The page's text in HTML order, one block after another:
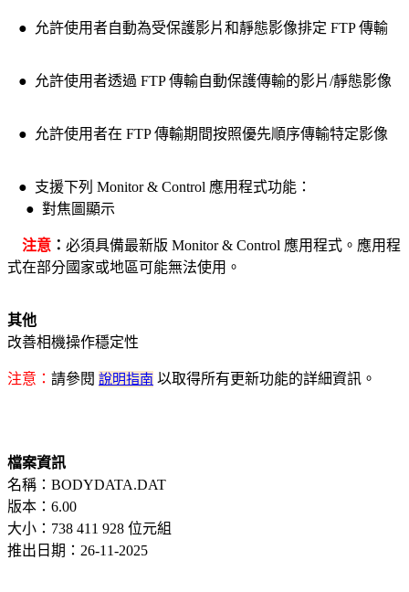
● 允許使用者自動為受保護影片和靜態影像排定 FTP 傳輸
● 允許使用者透過 FTP 傳輸自動保護傳輸的影片/靜態影像
● 允許使用者在 FTP 傳輸期間按照優先順序傳輸特定影像
● 支援下列 Monitor & Control 應用程式功能：
● 對焦圖顯示
注意 ： 必須具備最新版 Monitor & Control 應用程式。應用程
式在部分國家或地區可能無法使用。
其他
改善相機操作穩定性
注意： 請參閱 說明指南 以取得所有更新功能的詳細資訊。
檔案資訊
名稱：BODYDATA.DAT
版本：6.00
大小：738 411 928 位元組
推出日期：26-11-2025